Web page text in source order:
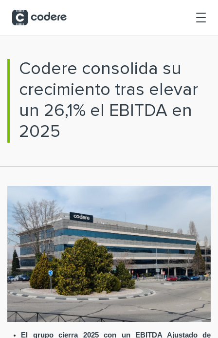
Codere consolida su
crecimiento tras elevar
un 26,1% el EBITDA en
2025
El grupo cierra 2025 con un EBITDA Ajustado de